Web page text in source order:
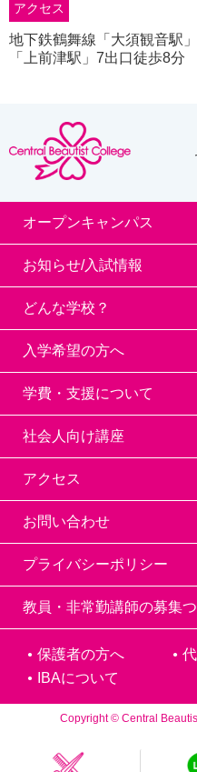
アクセス
地下鉄鶴舞線「大須観音駅
「上前津駅」7出口徒歩8分
オープンキャンパス
お知らせ/入試情報
どんな学校？
入学希望の方へ
学費・支援について
社会人向け講座
アクセス
お問い合わせ
プライバシーポリシー
教員・非常勤講師の募集
保護者の方へ
IBAについて
Copyright © Central